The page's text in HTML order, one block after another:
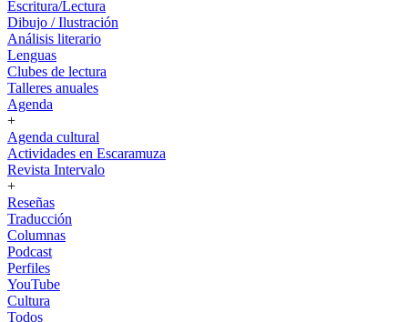
Escritura/Lectura
Dibujo / Ilustración
Análisis literario
Lenguas
Clubes de lectura
Talleres anuales
Agenda
+
Agenda cultural
Actividades en Escaramuza
Revista Intervalo
+
Reseñas
Traducción
Columnas
Podcast
Perfiles
YouTube
Cultura
Todos